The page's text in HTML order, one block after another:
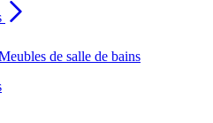
de salle de bains